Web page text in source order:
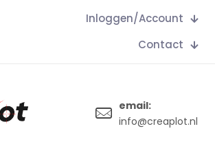
Inloggen/Account
Contact
email:
info@creaplot.nl